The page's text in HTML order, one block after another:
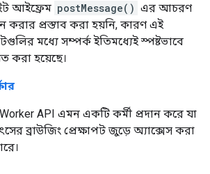
আইফ্রেম postMessage() এর আচরণ
করার প্রস্তাব করা হয়নি, কারণ এই
মধ্যে সম্পর্ক ইতিমধ্যেই স্পষ্টভাবে
করা হয়েছে।
API এমন একটি কর্মী প্রদান করে যা
ব্রাউজিং প্রেক্ষাপট জুড়ে অ্যাক্সেস করা